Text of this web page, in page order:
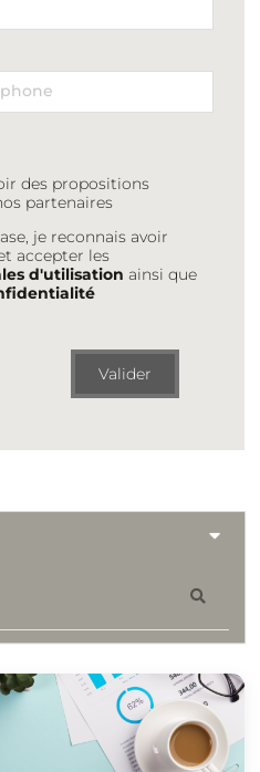
des propositions
partenaires
je reconnais avoir
accepter les
d'utilisation ainsi que
Valider